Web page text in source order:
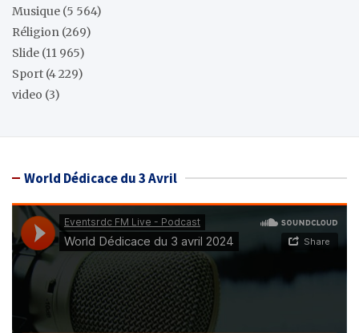
Musique (5 564)
Réligion (269)
Slide (11 965)
Sport (4 229)
video (3)
World Dédicace du 3 Avril